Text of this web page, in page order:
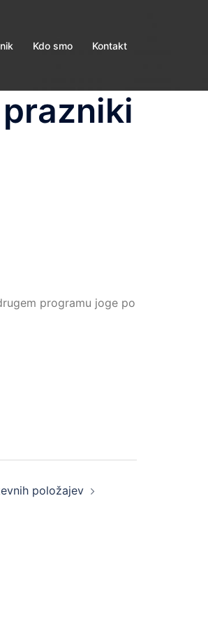
Kdo smo Kontakt
programu joge po
položajev